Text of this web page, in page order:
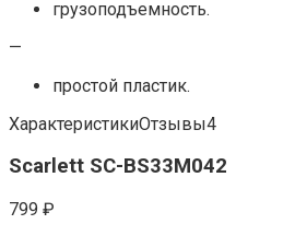
грузоподъемность.
—
простой пластик.
ХарактеристикиОтзывы4
Scarlett SC-BS33M042
799 ₽